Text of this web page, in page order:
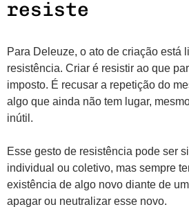
resiste
Para Deleuze, o ato de criação está
resistência. Criar é resistir ao que
imposto. É recusar a repetição do
algo que ainda não tem lugar,
inútil.
Esse gesto de resistência pode ser
individual ou coletivo, mas sempre
existência de algo novo diante de
apagar ou neutralizar esse novo.